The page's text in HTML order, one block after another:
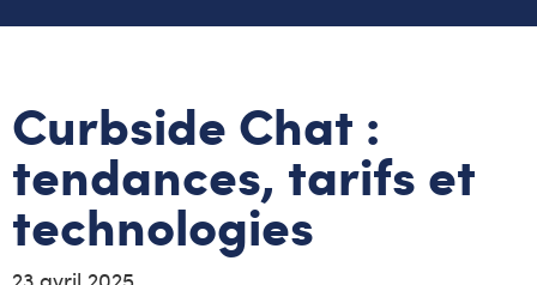
Curbside Chat :
tendances, tarifs et
technologies